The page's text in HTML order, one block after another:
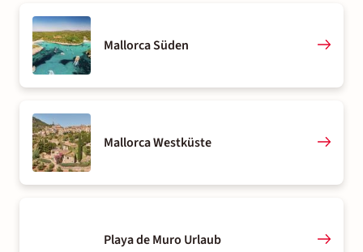
Mallorca Süden
Mallorca Westküste
Playa de Muro Urlaub